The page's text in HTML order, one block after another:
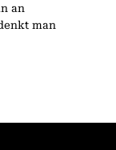
man